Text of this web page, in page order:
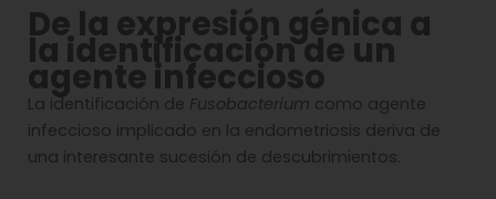
De la expresión génica a
la identificación de un
agente infeccioso
La identificación de Fusobacterium como agente
infeccioso implicado en la endometriosis deriva de
una interesante sucesión de descubrimientos.